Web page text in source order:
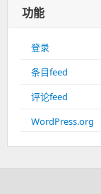
功能
登录
条目feed
评论feed
WordPress.org